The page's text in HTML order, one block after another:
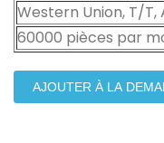
Western Union, T/T,
60000 pièces par
AJOUTER À LA